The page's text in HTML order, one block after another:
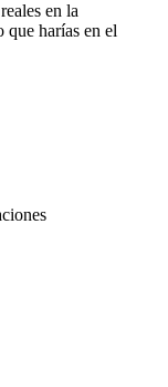
en la
harías en el